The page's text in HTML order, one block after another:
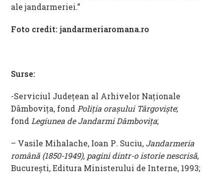
ale jandarmeriei.”
Foto credit:jandarmeriaromana.ro
Surse:
-Serviciul Județean al Arhivelor Naționale
Dâmbovița, fond Poliția orașului Târgoviște;
fond Legiunea de Jandarmi Dâmbovița;
– Vasile Mihalache, Ioan P. Suciu, Jandarmeria
română (1850-1949), pagini dintr-o istorie nescrisă,
Bucureşti, Editura Ministerului de Interne, 1993;